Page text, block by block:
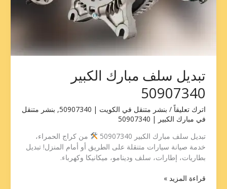
تبديل سلف مبارك الكبير
50907340
اترك تعليقاً / بنشر متنقل في الكويت | 50907340 , بنشر متنقل
في مبارك الكبير | 50907340
تبديل سلف مبارك الكبير 50907340
من كراج الحمراء،
خدمة صيانة سيارات متنقلة على الطريق أو أمام المنزل! تبديل
بطاريات، إطارات، سلف ودينامو، ميكانيكا وكهرباء.
قراءة المزيد »